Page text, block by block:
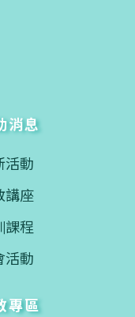
消息
活動
講座
課程
活動
專區